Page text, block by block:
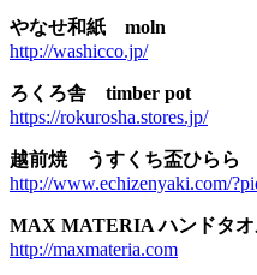
やなせ和紙 moln
http://washicco.jp/
ろくろ舎 timber pot
https://rokurosha.stores.jp/
越前焼 うすくち盃ひらら
http://www.echizenyaki.com/
MAX MATERIA ハンドタオ
http://maxmateria.com